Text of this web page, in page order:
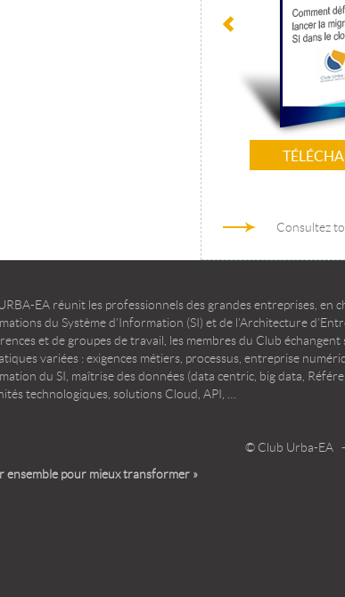
Consultez
EA réunit les professionnels des grandes entreprises, en
du Système d’Information (SI) et de l’Architecture
et de groupes de travail, les membres du Club échangent
variées : exigences métiers, processus, entreprise
du SI, maîtrise des données (data centric, big data,
technologiques, solutions Cloud, API, …
© Club Urba-EA
ensemble pour mieux transformer »